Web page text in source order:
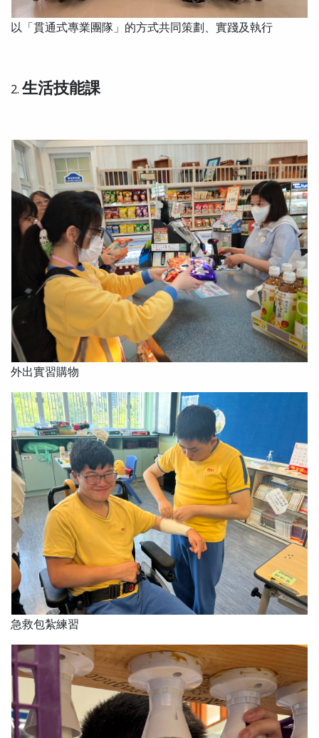
以「貫通式專業團隊」的方式共同策劃、實踐及執行
2. 生活技能課
外出實習購物
急救包紮練習